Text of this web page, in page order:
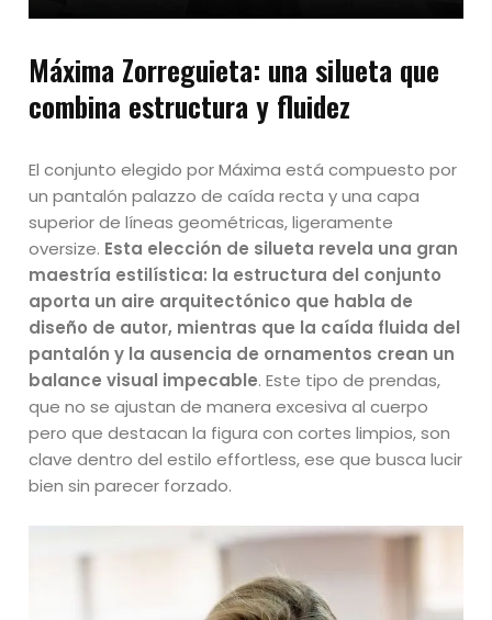
Máxima Zorreguieta: una silueta que
combina estructura y fluidez
El conjunto elegido por Máxima está compuesto por
un pantalón palazzo de caída recta y una capa
superior de líneas geométricas, ligeramente
oversize. Esta elección de silueta revela una gran
maestría estilística: la estructura del conjunto
aporta un aire arquitectónico que habla de
diseño de autor, mientras que la caída fluida del
pantalón y la ausencia de ornamentos crean un
balance visual impecable. Este tipo de prendas,
que no se ajustan de manera excesiva al cuerpo
pero que destacan la figura con cortes limpios, son
clave dentro del estilo effortless, ese que busca lucir
bien sin parecer forzado.